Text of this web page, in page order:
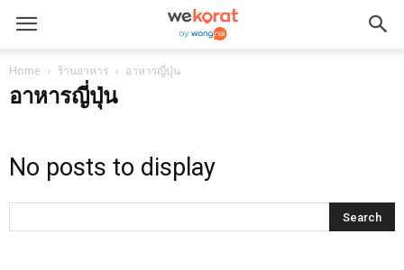
Home ร้านอาหาร อาหารญี่ปุ่น
อาหารญี่ปุ่น
No posts to display